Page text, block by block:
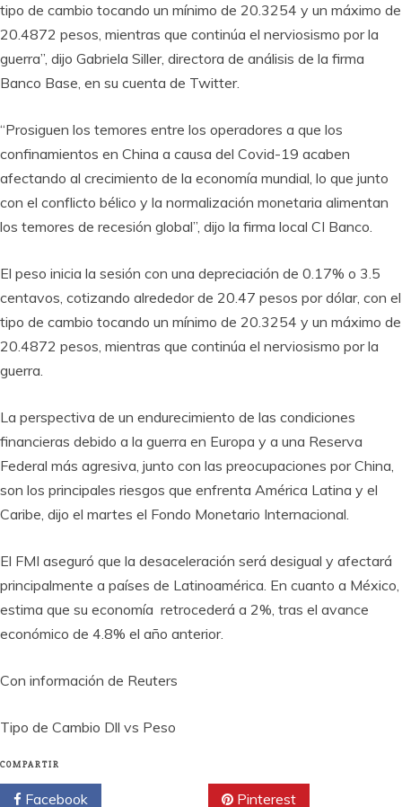
tipo de cambio tocando un mínimo de 20.3254 y un máximo de
20.4872 pesos, mientras que continúa el nerviosismo por la
guerra”, dijo Gabriela Siller, directora de análisis de la firma
Banco Base, en su cuenta de Twitter.
“Prosiguen los temores entre los operadores a que los
confinamientos en China a causa del Covid-19 acaben
afectando al crecimiento de la economía mundial, lo que junto
con el conflicto bélico y la normalización monetaria alimentan
los temores de recesión global”, dijo la firma local CI Banco.
El peso inicia la sesión con una depreciación de 0.17% o 3.5
centavos, cotizando alrededor de 20.47 pesos por dólar, con el
tipo de cambio tocando un mínimo de 20.3254 y un máximo de
20.4872 pesos, mientras que continúa el nerviosismo por la
guerra.
La perspectiva de un endurecimiento de las condiciones
financieras debido a la guerra en Europa y a una Reserva
Federal más agresiva, junto con las preocupaciones por China,
son los principales riesgos que enfrenta América Latina y el
Caribe, dijo el martes el Fondo Monetario Internacional.
El FMI aseguró que la desaceleración será desigual y afectará
principalmente a países de Latinoamérica. En cuanto a México,
estima que su economía retrocederá a 2%, tras el avance
económico de 4.8% el año anterior.
Con información de Reuters
Tipo de Cambio Dll vs Peso
COMPARTIR
Facebook Pinterest